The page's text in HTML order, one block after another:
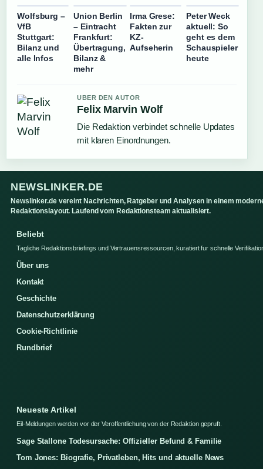
Wolfsburg –
VfB
Stuttgart:
Bilanz und
alle Infos
Union Berlin
– Eintracht
Frankfurt:
Übertragung,
Bilanz &
mehr
Irma Grese:
Fakten zur
KZ-
Aufseherin
Peter Weck
aktuell: So
geht es dem
Schauspieler
heute
UBER DEN AUTOR
Felix Marvin Wolf
Die Redaktion verbindet schnelle Updates
mit klaren Einordnungen.
NEWSLINKER.DE
Newslinker.de vereint Nachrichten, Ratgeber und Analysen in einem
Redaktionslayout. Laufend vom Redaktionsteam aktualisiert.
Beliebt
Tagliche Redaktionsbriefings und Vertrauensressourcen, kuratiert fur schnelle
Über uns
Kontakt
Geschichte
Datenschutzerklärung
Cookie-Richtlinie
Rundbrief
Neueste Artikel
Eil-Meldungen werden vor der Veroffentlichung von der Redaktion gepruft.
Sage Stallone Todesursache: Offizieller Befund & Familie
Tom Jones: Biografie, Privatleben, Hits und aktuelle News